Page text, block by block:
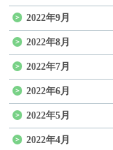
2022年9月
2022年8月
2022年7月
2022年6月
2022年5月
2022年4月